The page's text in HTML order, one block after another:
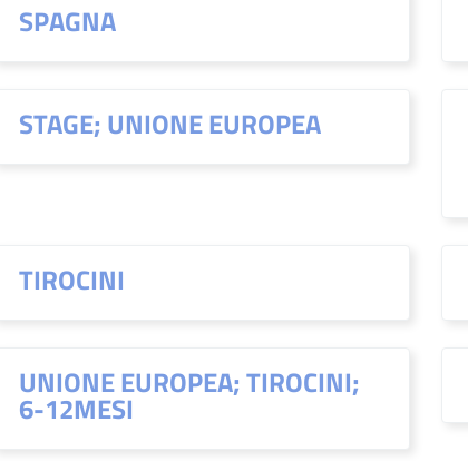
SPAGNA
STAGE; UNIONE EUROPEA
TIROCINI
UNIONE EUROPEA; TIROCINI;
6-12MESI